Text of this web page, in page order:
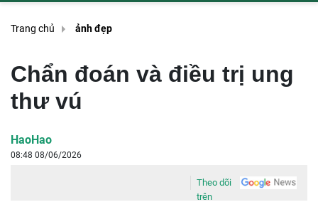
Trang chủ ảnh đẹp
Chẩn đoán và điều trị ung
thư vú
HaoHao
08:48 08/06/2026
Theo dõi
trên